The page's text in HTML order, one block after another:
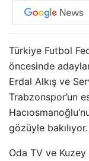
Türkiye Futbol
öncesinde
Erdal Alkış ve
Trabzonspor’un
gözüyle bakılıyor.
Oda TV ve